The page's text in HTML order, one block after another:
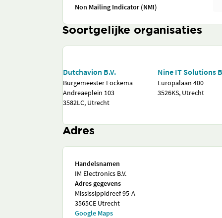
Non Mailing Indicator (NMI)
Soortgelijke organisaties
Dutchavion B.V.
Burgemeester Fockema
Andreaeplein 103
3582LC, Utrecht
Nine IT Solutions
Europalaan 400
3526KS, Utrecht
Adres
Handelsnamen
IM Electronics B.V.
Adres gegevens
Mississippidreef 95-A
3565CE Utrecht
Google Maps